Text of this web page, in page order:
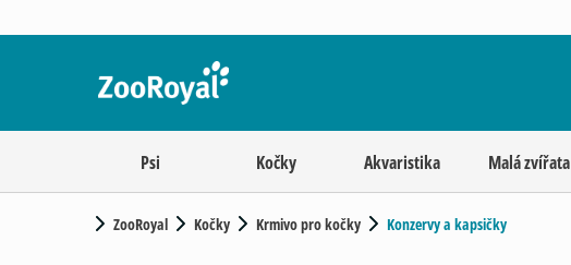
Psi Kočky Akvaristika Malá zvířata
ZooRoyal Kočky Krmivo pro kočky Konzervy a kapsičky